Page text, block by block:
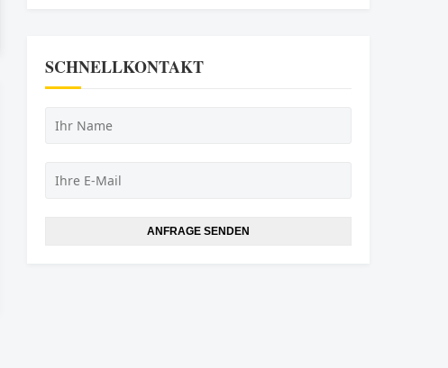
SCHNELLKONTAKT
ANFRAGE SENDEN